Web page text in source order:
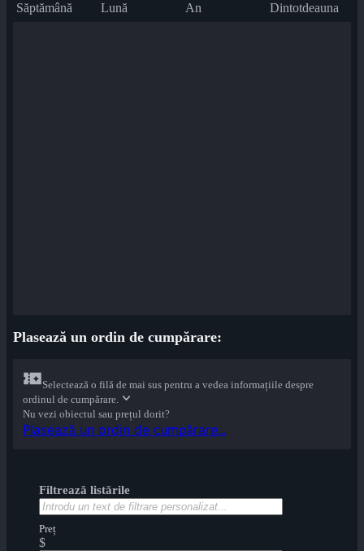
Săptămână Lună An Dintotdeauna
Plasează un ordin de cumpărare:
Selectează o filă de mai sus pentru a vedea informațiile despre
ordinul de cumpărare.
Nu vezi obiectul sau prețul dorit?
Plasează un ordin de cumpărare...
Filtrează listările
Preț
$